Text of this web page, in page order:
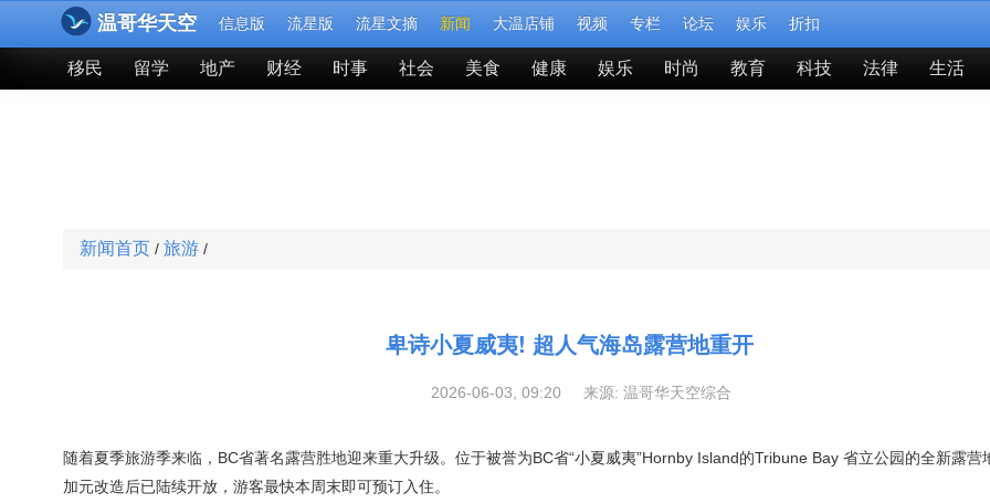
温哥华天空 信息版 流星版 流星文摘 新闻 大温店铺 视频 专栏 论坛 娱乐 折扣
移民 留学 地产 财经 时事 社会 美食 健康 娱乐 时尚 教育 科技 法律 生活
新闻首页 / 旅游 /
卑诗小夏威夷! 超人气海岛露营地重开
2026-06-03, 09:20 来源: 温哥华天空综合
随着夏季旅游季来临，BC省著名露营胜地迎来重大升级。位于被誉为BC省“小夏威夷”Hornby Island的Tribune Bay 省立公园的全新露营
加元改造后已陆续开放，游客最快本周末即可预订入住。